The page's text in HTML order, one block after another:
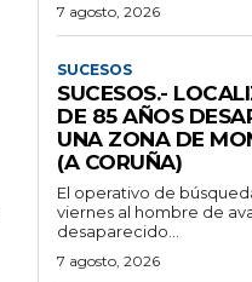
7 agosto, 2026
SUCESOS
SUCESOS.-
DE 85 AÑOS
UNA ZONA DE
(A CORUÑA)
El operativo de
viernes al hombre de
desaparecido...
7 agosto, 2026